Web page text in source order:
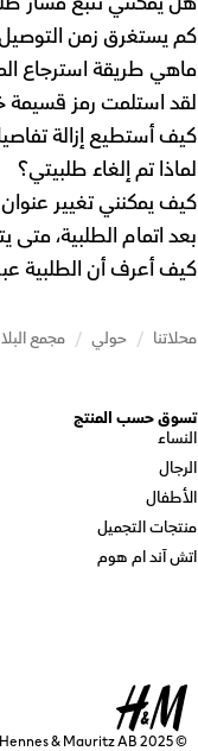
كم يستغرق زمن
ماهي طريقة استرجاع
لقد استلمت رمز قسيمة
كيف أستطيع إزالة
لماذا تم إلغاء طلبيتي؟
كيف يمكنني تغيير
بعد اتمام الطلبية،
كيف أعرف أن الطلبية
محلاتنا / حولي / مجمع
تسوق حسب المنتج
النساء
الرجال
الأطفال
منتجات التجميل
اتش آند ام هوم
© 2025 H&M Hennes & Mauritz AB. جميع الحقوق محفوظة.